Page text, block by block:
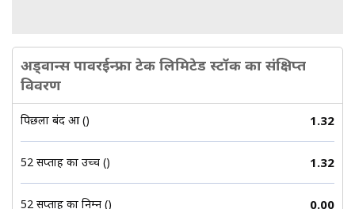
अड्वान्स पावरईन्फ्रा टेक लिमिटेड स्टॉक का संक्षिप्त
विवरण
पिछला बंद हुआ (₹) 1.32
52 सप्ताह का उच्च (₹) 1.32
52 सप्ताह का निम्न (₹) 0.00